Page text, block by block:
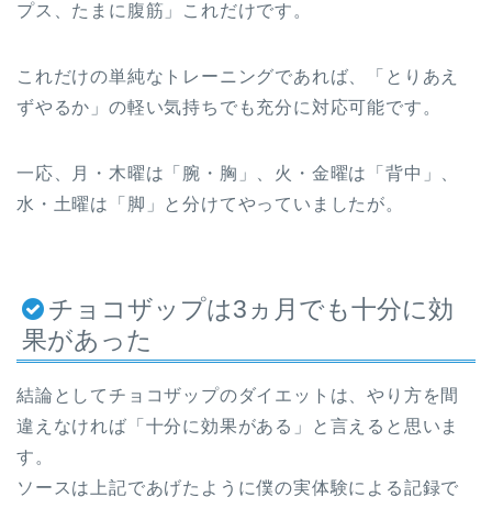
プス、たまに腹筋」これだけです。
これだけの単純なトレーニングであれば、「とりあえ
ずやるか」の軽い気持ちでも充分に対応可能です。
一応、月・木曜は「腕・胸」、火・金曜は「背中」、
水・土曜は「脚」と分けてやっていましたが。
チョコザップは3ヵ月でも十分に効
果があった
結論としてチョコザップのダイエットは、やり方を間
違えなければ「十分に効果がある」と言えると思いま
す。
ソースは上記であげたように僕の実体験による記録で